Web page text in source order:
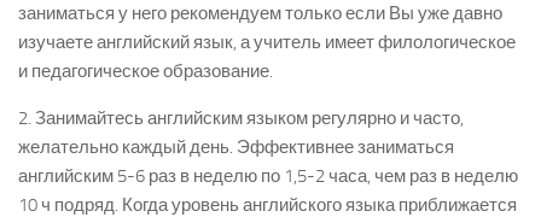
заниматься у него рекомендуем только если Вы уже давно
изучаете английский язык, а учитель имеет филологическое
и педагогическое образование.
2. Занимайтесь английским языком регулярно и часто,
желательно каждый день. Эффективнее заниматься
английским 5-6 раз в неделю по 1,5-2 часа, чем раз в неделю
10 ч подряд. Когда уровень английского языка приближается